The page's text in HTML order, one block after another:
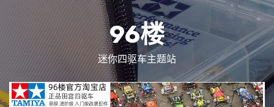
96楼
迷你四驱车主题站